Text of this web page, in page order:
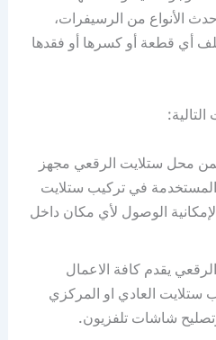
الأنواع من الرسيفرات،
أي قطعة أو كسرها أو فقدها
محل ستلايت الرقعي مجهز
المستخدمة في تركيب ستلايت
الوصول لأي مكان داخل
يقدم كافة الاعمال
ستلايت العادي او المركزي
شاشات تلفزيون.